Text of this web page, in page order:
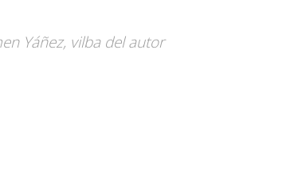
Yáñez, vilba del autor